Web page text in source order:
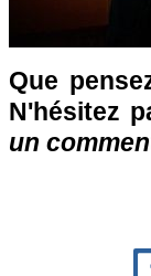
Que
N'hésitez
un